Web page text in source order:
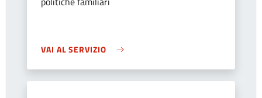
VAI AL SERVIZIO